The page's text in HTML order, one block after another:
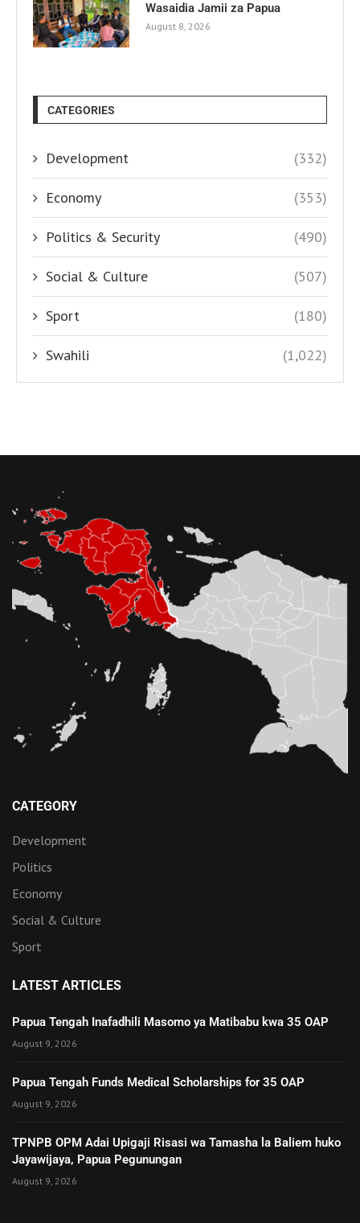
Wasaidia Jamii za Papua
August 8, 2026
CATEGORIES
Development (332)
Economy (353)
Politics & Security (490)
Social & Culture (507)
Sport (180)
Swahili (1,022)
CATEGORY
Development
Politics
Economy
Social & Culture
Sport
LATEST ARTICLES
Papua Tengah Inafadhili Masomo ya Matibabu kwa 35 OAP
August 9, 2026
Papua Tengah Funds Medical Scholarships for 35 OAP
August 9, 2026
TPNPB OPM Adai Upigaji Risasi wa Tamasha la Baliem huko
Jayawijaya, Papua Pegunungan
August 9, 2026